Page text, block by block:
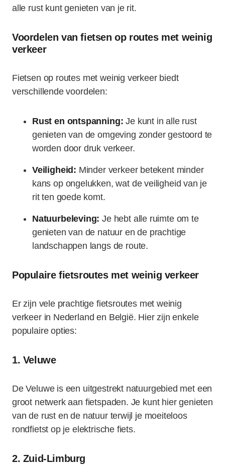
alle rust kunt genieten van je rit.
Voordelen van fietsen op routes met weinig
verkeer
Fietsen op routes met weinig verkeer biedt
verschillende voordelen:
Rust en ontspanning: Je kunt in alle rust
genieten van de omgeving zonder gestoord te
worden door druk verkeer.
Veiligheid: Minder verkeer betekent minder
kans op ongelukken, wat de veiligheid van je
rit ten goede komt.
Natuurbeleving: Je hebt alle ruimte om te
genieten van de natuur en de prachtige
landschappen langs de route.
Populaire fietsroutes met weinig verkeer
Er zijn vele prachtige fietsroutes met weinig
verkeer in Nederland en België. Hier zijn enkele
populaire opties:
1. Veluwe
De Veluwe is een uitgestrekt natuurgebied met een
groot netwerk aan fietspaden. Je kunt hier genieten
van de rust en de natuur terwijl je moeiteloos
rondfietst op je elektrische fiets.
2. Zuid-Limburg